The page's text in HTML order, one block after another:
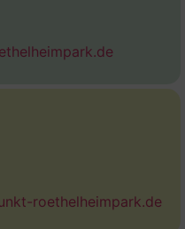
roethelheimpark.de